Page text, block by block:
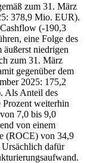
zum 31. März
378,9 Mio. EUR).
(-190,3
eine Folge des
niedrigen
zum 31. März
gegenüber dem
2025: 175,2
Als Anteil des
weiterhin
7,0 bis 9,0
von einem
(ROCE) von 34,9
Ursächlich dafür